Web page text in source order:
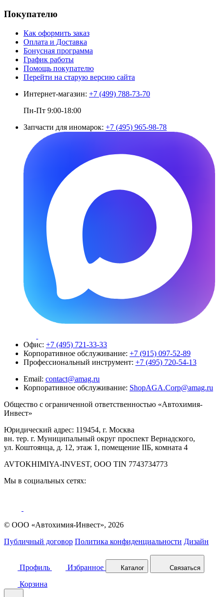
Покупателю
Как оформить заказ
Оплата и Доставка
Бонусная программа
График работы
Помощь покупателю
Перейти на старую версию сайта
Интернет-магазин: +7 (499) 788-73-70
Пн-Пт 9:00-18:00
Запчасти для иномарок: +7 (495) 965-98-78
Офис: +7 (495) 721-33-33
Корпоративное обслуживание: +7 (915) 097-52-89
Профессиональный инструмент: +7 (495) 720-54-13
Email: contact@amag.ru
Корпоративное обслуживание: ShopAGA.Corp@amag.ru
Общество с ограниченной ответственностью «Автохимия-
Инвест»
Юридический адрес: 119454, г. Москва
вн. тер. г. Муниципальный округ проспект Вернадского,
ул. Коштоянца, д. 12, этаж 1, помещение IIБ, комната 4
AVTOKHIMIYA-INVEST, OOO TIN 7743734773
Мы в социальных сетях:
© ООО «Автохимия-Инвест», 2026
Публичный договор Политика конфиденциальности Дизайн
Профиль Избранное Каталог Связаться
Корзина